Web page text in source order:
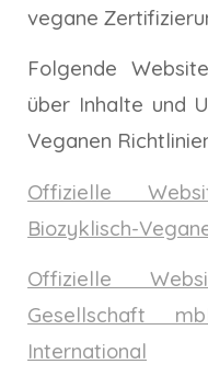
vegane
Folgende
über Inhalte und
Veganen
Offizielle
Biozyklisch-
Offizielle
Gesellschaft
International